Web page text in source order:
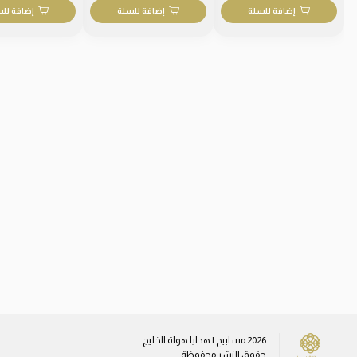
إضافة للسلة إضافة للسلة إضافة
2026 مسابيح | هدايا هواة الخليج
حقوق النشر محفوظة